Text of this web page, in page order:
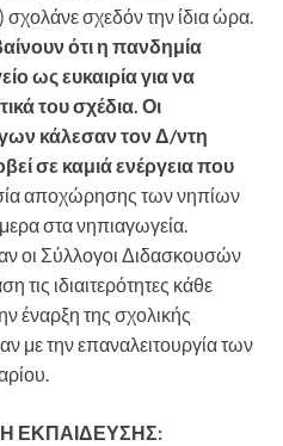
σχολάνε σχεδόν την ίδια ώρα.
ότι η πανδημία
ως ευκαιρία για να
του σχέδια. Οι
κάλεσαν τον Δ/ντη
σε καμιά ενέργεια που
αποχώρησης των νηπίων
στα νηπιαγωγεία.
οι Σύλλογοι Διδασκουσών
ιδιαιτερότητες κάθε
έναρξη της σχολικής
με την επαναλειτουργία των
ΕΚΠΑΙΔΕΥΣΗΣ: